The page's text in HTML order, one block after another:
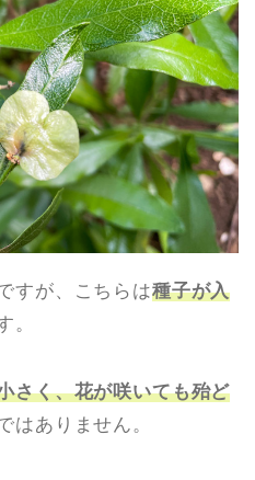
すが、こちらは種子が入
。
さく、花が咲いても殆ど
はありません。